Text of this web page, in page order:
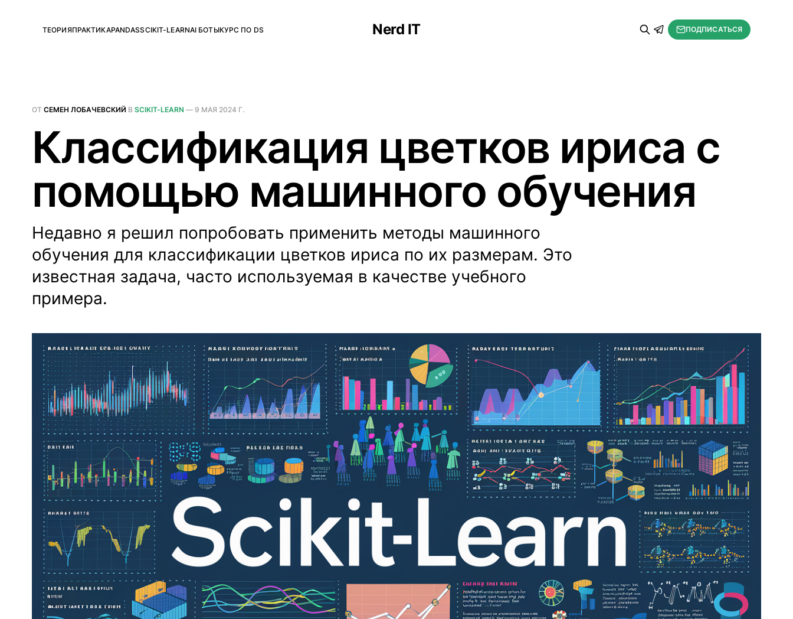
Nerd IT
ТЕОРИЯПРАКТИКАPANDASSCIKIT-LEARNAI БОТЫКУРС ПО DS ПОДПИСАТЬСЯ
ОТ СЕМЕН ЛОБАЧЕВСКИЙ В SCIKIT-LEARN — 9 МАЯ 2024 Г.
Классификация цветков ириса с
помощью машинного обучения
Недавно я решил попробовать применить методы машинного
обучения для классификации цветков ириса по их размерам. Это
известная задача, часто используемая в качестве учебного
примера.